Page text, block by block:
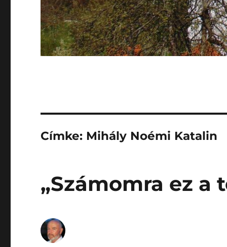
Címke: Mihály Noémi Katalin
„Számomra ez a